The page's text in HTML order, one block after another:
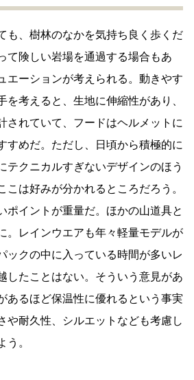
も、樹林のなかを気持ち良く歩くだ
て険しい岩場を通過する場合もあ
エーションが考えられる。動きやす
を考えると、生地に伸縮性があり、
されていて、フードはヘルメットに
すめだ。ただし、日頃から積極的に
テクニカルすぎないデザインのほう
こは好みが分かれるところだろう。
ポイントが重量だ。ほかの山道具と
。レインウエアも年々軽量モデルが
ックの中に入っている時間が多いレ
したことはない。そういう意見があ
あるほど保温性に優れるという事実
や耐久性、シルエットなども考慮し
。